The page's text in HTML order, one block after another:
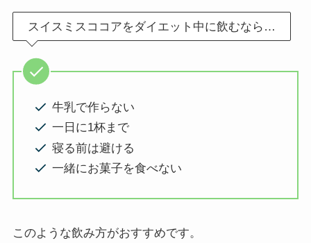
スイスミスココアをダイエット中に飲むなら…
牛乳で作らない
一日に1杯まで
寝る前は避ける
一緒にお菓子を食べない
このような飲み方がおすすめです。